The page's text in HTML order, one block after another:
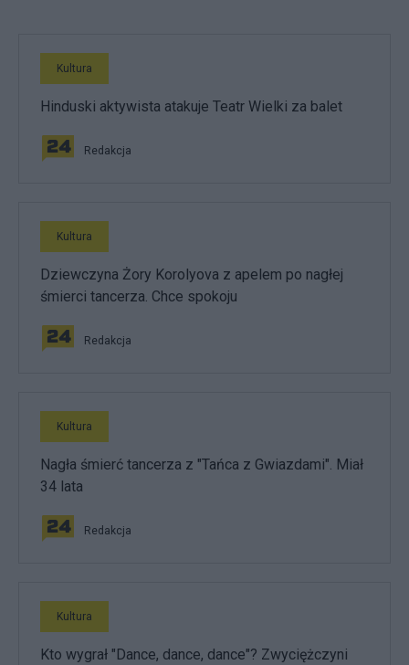
Kultura
Hinduski aktywista atakuje Teatr Wielki za balet
Redakcja
Kultura
Dziewczyna Żory Korolyova z apelem po nagłej
śmierci tancerza. Chce spokoju
Redakcja
Kultura
Nagła śmierć tancerza z "Tańca z Gwiazdami". Miał
34 lata
Redakcja
Kultura
Kto wygrał "Dance, dance, dance"? Zwyciężczyni